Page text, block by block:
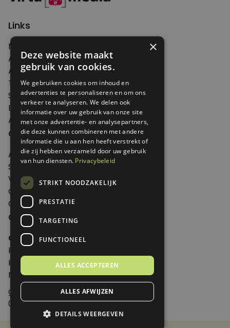
Links
Nieuws
Artikelen
Agenda
Thema's
Shop
Edities
Abonneren
Over Genoeg
Adverteren
Samenwerken
Verkooppunten
Over Genoeg
Contact
Contactgegevens
Genoeg
Postbus 595 - 3700 AN Zeist
Huis ter Heideweg 13 - 3705MA Zeist
Nederland
genoeg@spabonneeservice.nl
088-1102091
×
Deze website maakt
gebruik van cookies.
We gebruiken cookies om inhoud en
advertenties te personaliseren en om ons
verkeer te analyseren. We delen ook
informatie over uw gebruik van onze site
met onze advertentie- en analysepartners,
die deze kunnen combineren met andere
informatie die u aan hen heeft verstrekt of
die zij hebben verzameld door uw gebruik
van hun diensten. Privacybeleid
STRIKT NOODZAKELIJK
PRESTATIE
TARGETING
FUNCTIONEEL
ALLES ACCEPTEREN
ALLES AFWIJZEN
DETAILS WEERGEVEN